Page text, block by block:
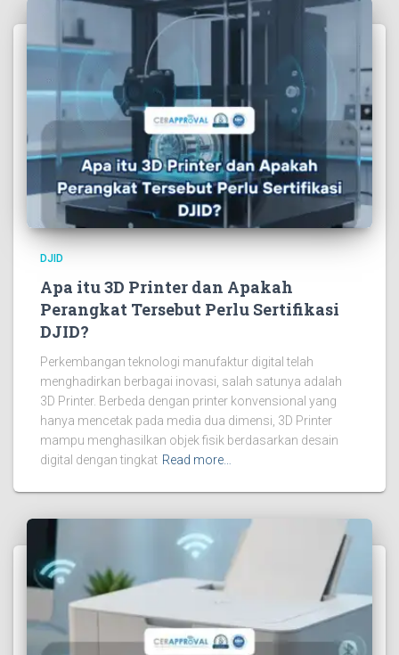
DJID
Apa itu 3D Printer dan Apakah
Perangkat Tersebut Perlu Sertifikasi
DJID?
Perkembangan teknologi manufaktur digital telah
menghadirkan berbagai inovasi, salah satunya adalah
3D Printer. Berbeda dengan printer konvensional yang
hanya mencetak pada media dua dimensi, 3D Printer
mampu menghasilkan objek fisik berdasarkan desain
digital dengan tingkat Read more…